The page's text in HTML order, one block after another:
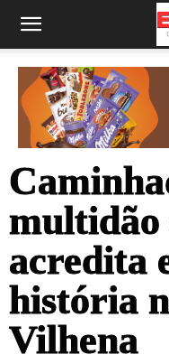
acredita
história
Vilhena